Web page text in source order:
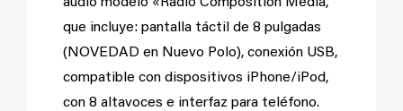
que incluye: pantalla táctil de 8 pulgadas
(NOVEDAD en Nuevo Polo), conexión USB,
compatible con dispositivos iPhone/iPod,
con 8 altavoces e interfaz para teléfono.